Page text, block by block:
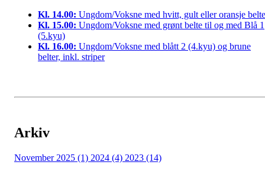
Kl. 14.00: Ungdom/Voksne med hvitt, gult eller oransje belte
Kl. 15.00: Ungdom/Voksne med grønt belte til og med Blå 1
(5.kyu)
Kl. 16.00: Ungdom/Voksne med blått 2 (4.kyu) og brune
belter, inkl. striper
Arkiv
November 2025 (1) 2024 (4) 2023 (14)